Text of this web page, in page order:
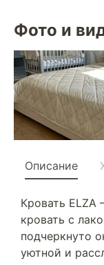
Фото и
Описание
Кровать ELZA
кровать с
подчеркнуто
уютной и